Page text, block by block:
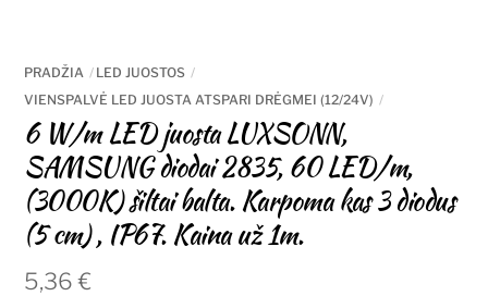
PRADŽIA
LED JUOSTOS
VIENSPALVĖ LED JUOSTA ATSPARI DRĖGMEI (12/24V)
6 W/m LED juosta LUXSONN,
SAMSUNG diodai 2835, 60 LED/m,
(3000K) šiltai balta. Karpoma kas 3 diodus
(5 cm) , IP67. Kaina už 1m.
5,36€